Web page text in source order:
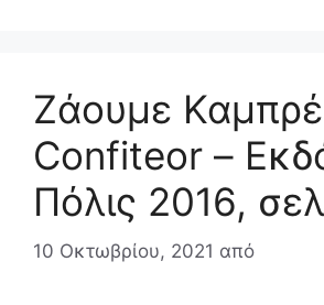
Ζάουμε
Confiteor –
Πόλις 2016,
10 Οκτωβρίου, 2021 από